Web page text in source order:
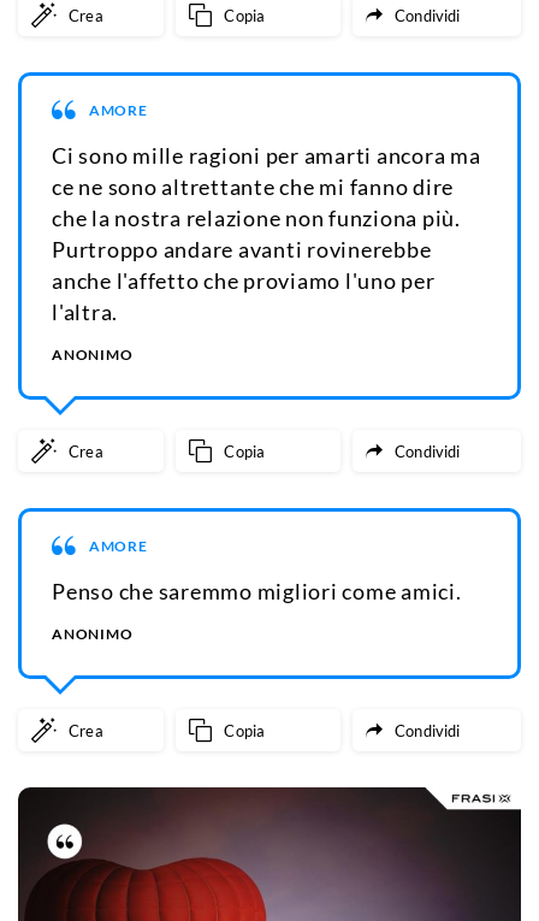
Crea Copia Condividi
AMORE
Ci sono mille ragioni per amarti ancora ma
ce ne sono altrettante che mi fanno dire
che la nostra relazione non funziona più.
Purtroppo andare avanti rovinerebbe
anche l'affetto che proviamo l'uno per
l'altra.
ANONIMO
Crea Copia Condividi
AMORE
Penso che saremmo migliori come amici.
ANONIMO
Crea Copia Condividi